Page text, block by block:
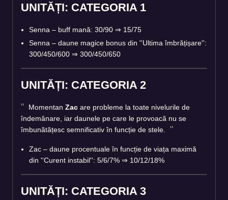
UNITĂȚI: CATEGORIA 1
Senna – buff mană: 30/90 ⇒ 15/75
Senna – daune magice bonus din ''Ultima îmbrățișare'':
300/450/600 ⇒ 300/450/650
UNITĂȚI: CATEGORIA 2
Momentan Zac are probleme la toate nivelurile de
îndemânare, iar daunele pe care le provoacă nu se
îmbunătățesc semnificativ în funcție de stele.
Zac – daune procentuale în funcție de viața maximă
din ''Curent instabil'': 5/6/7% ⇒ 10/12/18%
UNITĂȚI: CATEGORIA 3